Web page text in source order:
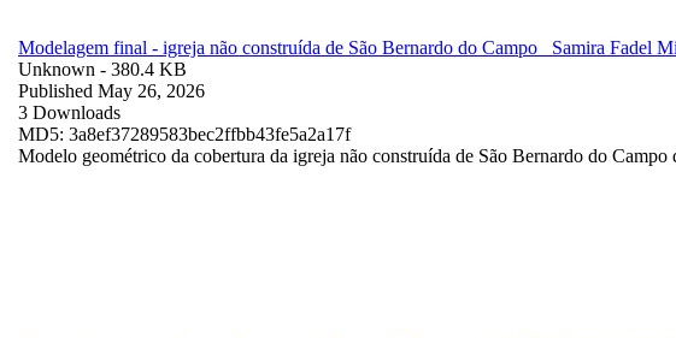
Modelagem final - igreja não construída de São Bernardo do Campo_ Samira Fadel
Unknown - 380.4 KB
Published May 26, 2026
3 Downloads
MD5: 3a8ef37289583bec2ffbb43fe5a2a17f
Modelo geométrico da cobertura da igreja não construída de São Bernardo do